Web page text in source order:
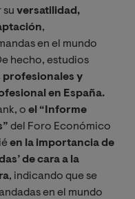
su versatilidad,
,
en el mundo
hecho, estudios
profesionales y
en España.
o el “Informe
del Foro Económico
en la importancia de
de cara a la
, indicando que se
en el mundo